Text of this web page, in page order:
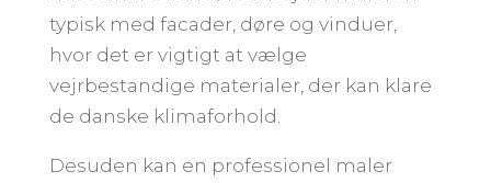
typisk med facader, døre og vinduer,
hvor det er vigtigt at vælge
vejrbestandige materialer, der kan klare
de danske klimaforhold.
Desuden kan en professionel maler